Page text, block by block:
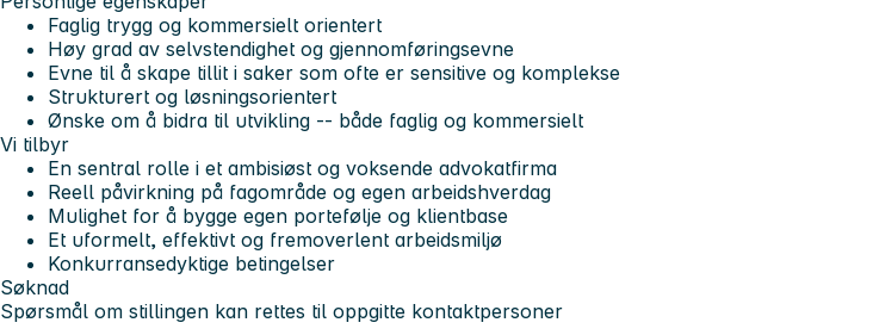
Faglig trygg og kommersielt orientert
Høy grad av selvstendighet og gjennomføringsevne
Evne til å skape tillit i saker som ofte er sensitive og komplekse
Strukturert og løsningsorientert
Ønske om å bidra til utvikling -- både faglig og kommersielt
Vi tilbyr
En sentral rolle i et ambisiøst og voksende advokatfirma
Reell påvirkning på fagområde og egen arbeidshverdag
Mulighet for å bygge egen portefølje og klientbase
Et uformelt, effektivt og fremoverlent arbeidsmiljø
Konkurransedyktige betingelser
Søknad
Spørsmål om stillingen kan rettes til oppgitte kontaktpersoner